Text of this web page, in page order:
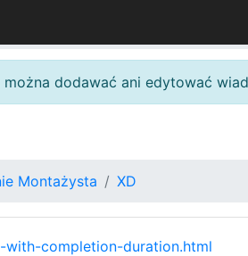
dodawać ani edytować
Montażysta XD
completion-duration.html